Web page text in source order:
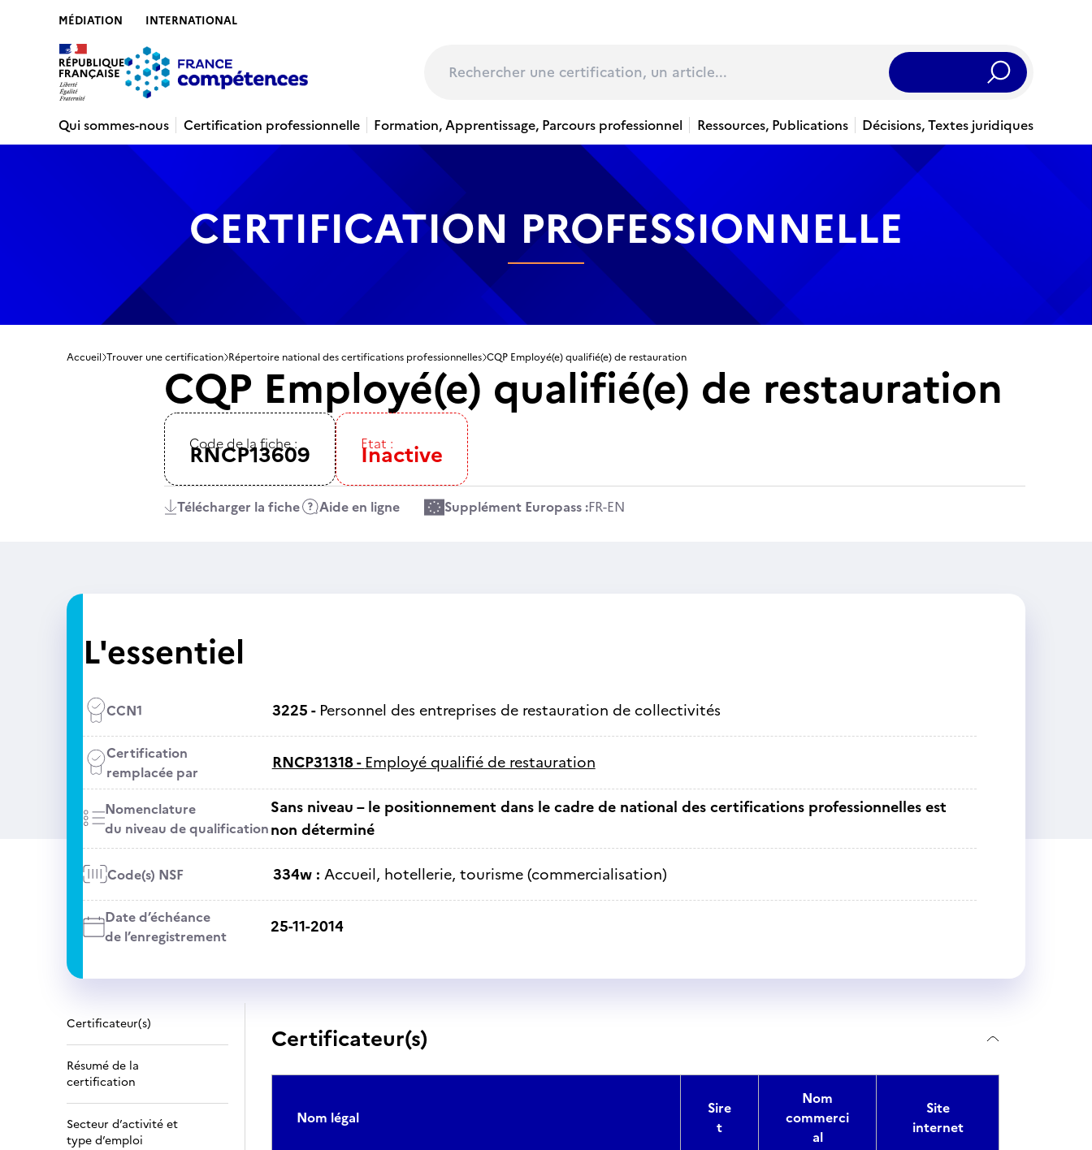
MÉDIATION INTERNATIONAL
Rechercher
Qui sommes-nous
Certification professionnelle Formation, Apprentissage, Parcours professionnel Ressources, Publications Décisions, Textes juridiques
CERTIFICATION PROFESSIONNELLE
Accueil Trouver une certification Répertoire national des certifications professionnelles CQP Employé(e) qualifié(e) de restauration
CQP Employé(e) qualifié(e) de restauration
Code de la fiche :
RNCP13609 Etat :
Inactive
Télécharger la fiche Aide en ligne Supplément Europass :FR-EN
L'essentiel
CCN1 3225 - Personnel des entreprises de restauration de collectivités
Certification
remplacée par
RNCP31318 - Employé qualifié de restauration
Nomenclature
du niveau de qualification
Sans niveau – le positionnement dans le cadre de national des certifications professionnelles est
non déterminé
Code(s) NSF 334w : Accueil, hotellerie, tourisme (commercialisation)
Date d’échéance
de l’enregistrement
25-11-2014
Certificateur(s)
Résumé de la
certification
Secteur d’activité et
type d’emploi
Certificateur(s)
Nom légal
Sire
t
Nom
commerci
al
Site
internet